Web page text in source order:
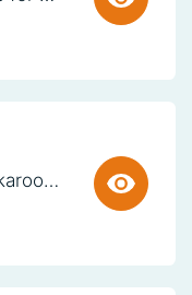
Display | Bookaroo Notebook & Pen - Fern